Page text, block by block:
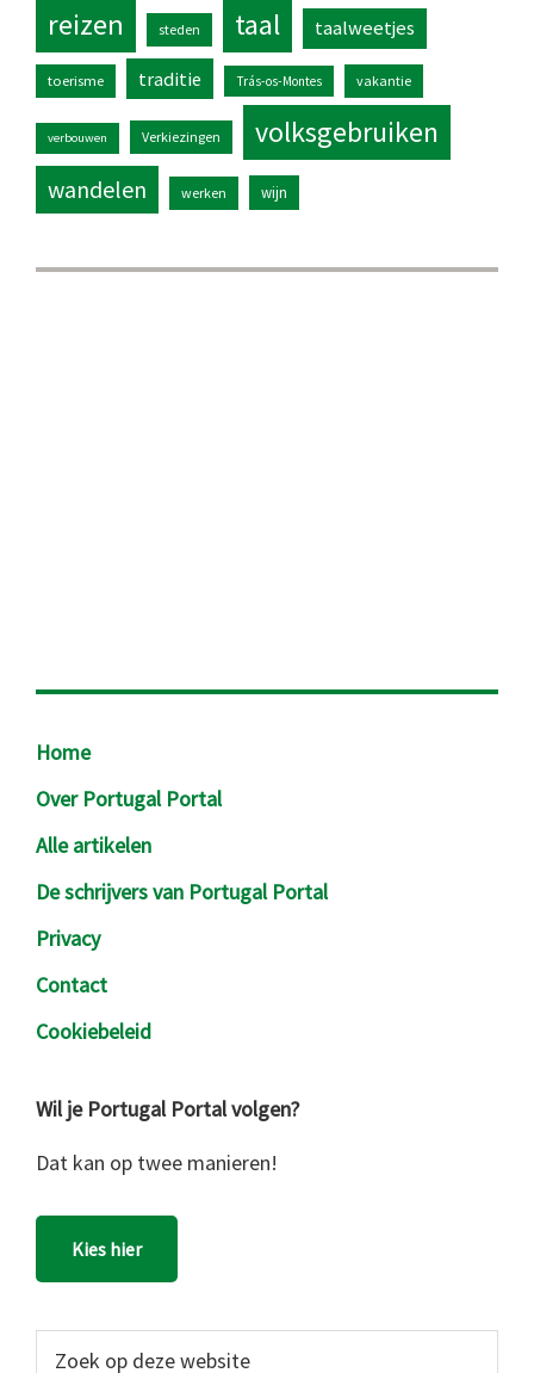
reizen steden taal taalweetjes
toerisme traditie Trás-os-Montes vakantie
verbouwen Verkiezingen volksgebruiken
wandelen werken wijn
Footer
Home
Over Portugal Portal
Alle artikelen
De schrijvers van Portugal Portal
Privacy
Contact
Cookiebeleid
Wil je Portugal Portal volgen?
Dat kan op twee manieren!
Kies hier